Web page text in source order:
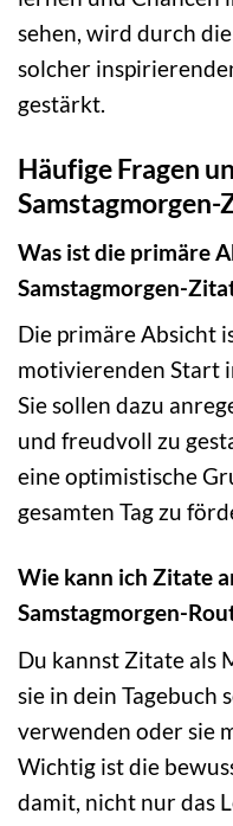
sehen, wird durch
solcher
gestärkt.
Häufige Fragen
Samstagmorgen-
Was ist die primäre
Samstagmorgen-
Die primäre Absicht
motivierenden Start
Sie sollen dazu
und freudvoll zu
eine optimistische
gesamten Tag zu
Wie kann ich Zitate
Samstagmorgen-
Du kannst Zitate als
sie in dein Tagebuch
verwenden oder sie
Wichtig ist die
damit, nicht nur das